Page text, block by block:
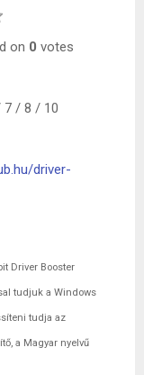
on 0 votes
7 / 8 / 10
driver-
Driver Booster
tudjuk a Windows
tudja az
a Magyar nyelvű